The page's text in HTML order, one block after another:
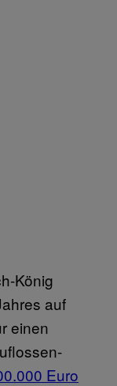
König
auf
einen
Euro